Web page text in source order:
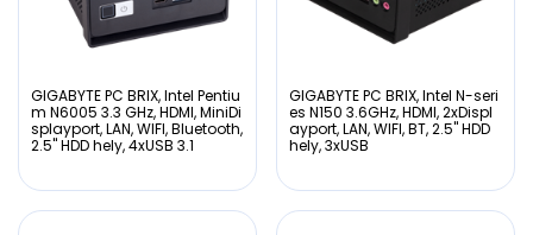
GIGABYTE PC BRIX, Intel Pentiu
m N6005 3.3 GHz, HDMI, MiniDi
splayport, LAN, WIFI, Bluetooth,
2.5" HDD hely, 4xUSB 3.1
GIGABYTE PC BRIX, Intel N-seri
es N150 3.6GHz, HDMI, 2xDispl
ayport, LAN, WIFI, BT, 2.5" HDD
hely, 3xUSB